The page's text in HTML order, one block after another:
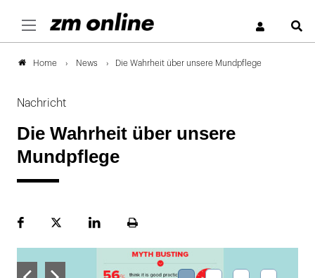
Home News Die Wahrheit über unsere Mundpflege
Nachricht
Die Wahrheit über unsere
Mundpflege
FacebookPlattformLinekdInSeite